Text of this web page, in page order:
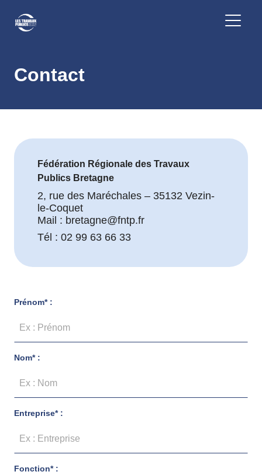
Contact
Fédération Régionale des Travaux
Publics Bretagne
2, rue des Maréchales – 35132 Vezin-
le-Coquet
Mail : bretagne@fntp.fr
Tél : 02 99 63 66 33
Prénom* :
Nom* :
Entreprise* :
Fonction* :